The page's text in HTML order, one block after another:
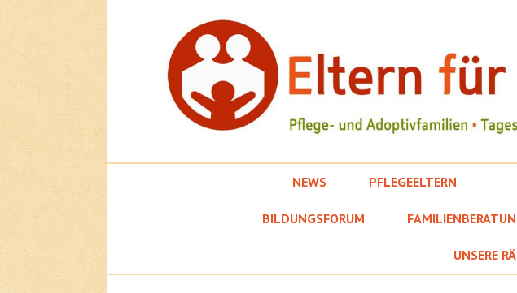
zum
NEWS PFLEGEELTERN
BILDUNGSFORUM
UNSERE